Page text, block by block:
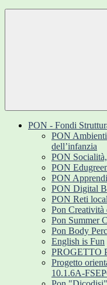
PON - Fondi
PON
dell’infanzia
PON
PON
PON
PON Digital
PON Reti
Pon Creatività
Pon Summer
Pon Body
English is Fun
PROGETTO
Progetto
10.1.6A-